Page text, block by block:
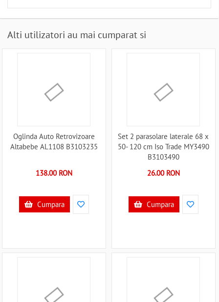
Alti utilizatori au mai cumparat si
Oglinda Auto Retrovizoare
Altabebe AL1108 B3103235
138.00 RON
Cumpara
Set 2 parasolare laterale 68 x
50- 120 cm Iso Trade MY3490
B3103490
26.00 RON
Cumpara